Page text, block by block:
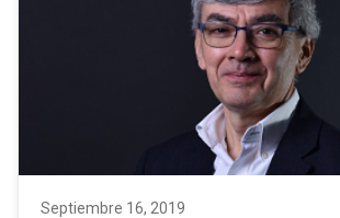
Septiembre 16, 2019